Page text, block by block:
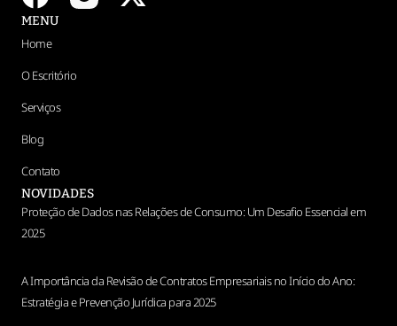
MENU
Home
O Escritório
Serviços
Blog
Contato
NOVIDADES
Proteção de Dados nas Relações de Consumo: Um Desafio Essencial em
2025
A Importância da Revisão de Contratos Empresariais no Início do Ano:
Estratégia e Prevenção Jurídica para 2025